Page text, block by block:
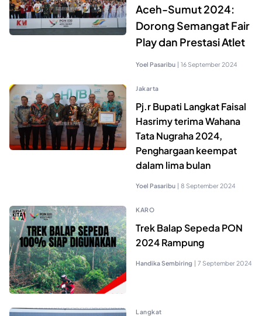
Aceh-Sumut 2024:
Dorong Semangat Fair
Play dan Prestasi Atlet
Yoel Pasaribu | 16 September 2024
Jakarta
Pj.r Bupati Langkat Faisal
Hasrimy terima Wahana
Tata Nugraha 2024,
Penghargaan keempat
dalam lima bulan
Yoel Pasaribu | 8 September 2024
KARO
Trek Balap Sepeda PON
2024 Rampung
Handika Sembiring | 7 September 2024
Langkat